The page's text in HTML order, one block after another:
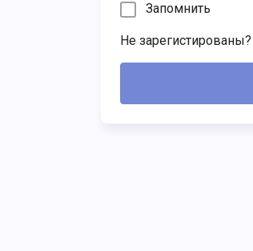
Запомнить
Не зарегистированы?